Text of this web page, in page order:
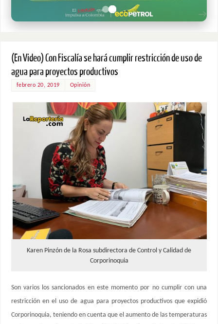
(En Video) Con Fiscalía se hará cumplir restricción de uso de
agua para proyectos productivos
febrero 20, 2019 Opinión
Karen Pinzón de la Rosa subdirectora de Control y Calidad de
Corporinoquia
Son varios los sancionados en este momento por no cumplir con una
restricción en el uso de agua para proyectos productivos que expidió
Corporinoquia, teniendo en cuenta que el aumento de las temperaturas